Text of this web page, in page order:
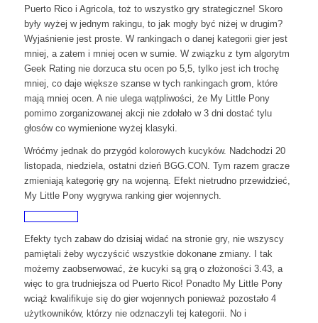
Puerto Rico i Agricola, toż to wszystko gry strategiczne! Skoro
były wyżej w jednym rakingu, to jak mogły być niżej w drugim?
Wyjaśnienie jest proste. W rankingach o danej kategorii gier jest
mniej, a zatem i mniej ocen w sumie. W związku z tym algorytm
Geek Rating nie dorzuca stu ocen po 5,5, tylko jest ich trochę
mniej, co daje większe szanse w tych rankingach grom, które
mają mniej ocen. A nie ulega wątpliwości, że My Little Pony
pomimo zorganizowanej akcji nie zdołało w 3 dni dostać tylu
głosów co wymienione wyżej klasyki.
Wróćmy jednak do przygód kolorowych kucyków. Nadchodzi 20
listopada, niedziela, ostatni dzień BGG.CON. Tym razem gracze
zmieniają kategorię gry na wojenną. Efekt nietrudno przewidzieć,
My Little Pony wygrywa ranking gier wojennych.
Efekty tych zabaw do dzisiaj widać na stronie gry, nie wszyscy
pamiętali żeby wyczyścić wszystkie dokonane zmiany. I tak
możemy zaobserwować, że kucyki są grą o złożoności 3.43, a
więc to gra trudniejsza od Puerto Rico! Ponadto My Little Pony
wciąż kwalifikuje się do gier wojennych ponieważ pozostało 4
użytkowników, którzy nie odznaczyli tej kategorii. No i